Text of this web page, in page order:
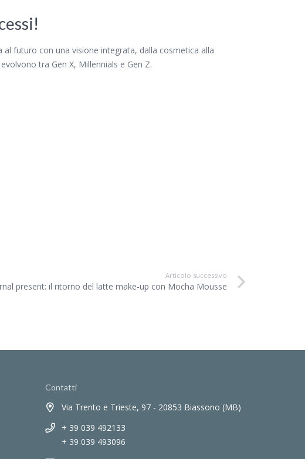
al futuro con una visione integrata, dalla cosmetica alla
tra Gen X, Millennials e Gen Z.
Articolo successivo
present: il ritorno del latte make-up con Mocha Mousse
Contatti
Via Trento e Trieste, 97 - 20853 Biassono (MB)
+ 39 039 492133
+ 39 039 493096